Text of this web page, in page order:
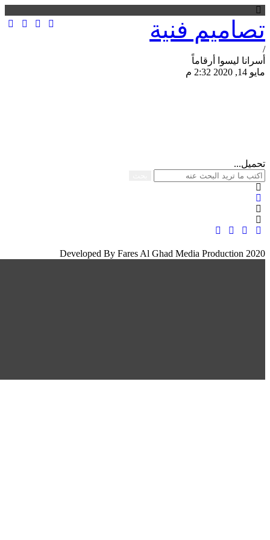
تصاميم فنية
/
أسرانا ليسوا أرقاماً
مايو 14, 2020 2:32 م
تحميل...
Developed By Fares Al Ghad Media Production 2020